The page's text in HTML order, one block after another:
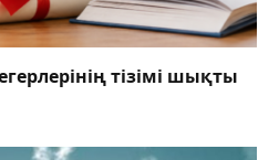
тізімі шықты